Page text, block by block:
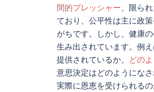
間的プレッシャー、限ら
ており、公平性は主に政
がちです。しかし、健康
生み出されています。例
提供されているか、 どの
意思決定はどのようにな
実際に恩恵を受けられる